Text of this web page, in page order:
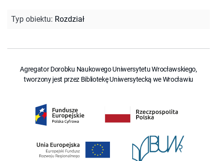
Typ obiektu: Rozdział
Agregator Dorobku Naukowego Uniwersytetu Wrocławskiego,
tworzony jest przez Bibliotekę Uniwersytecką we Wrocławiu